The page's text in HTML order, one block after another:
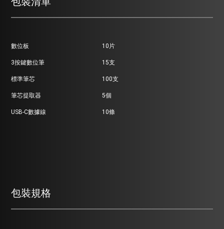
數位板 10片
3按鍵數位筆 15支
標準筆芯 100支
筆芯提取器 5個
USB-C數據線 10條
包裝規格